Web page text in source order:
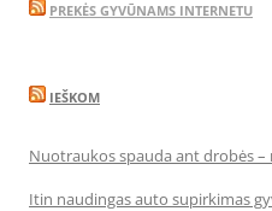
PREKĖS GYVŪNAMS INTERNETU
IEŠKOM
Nuotraukos spauda ant drobės –
Itin naudingas auto supirkimas